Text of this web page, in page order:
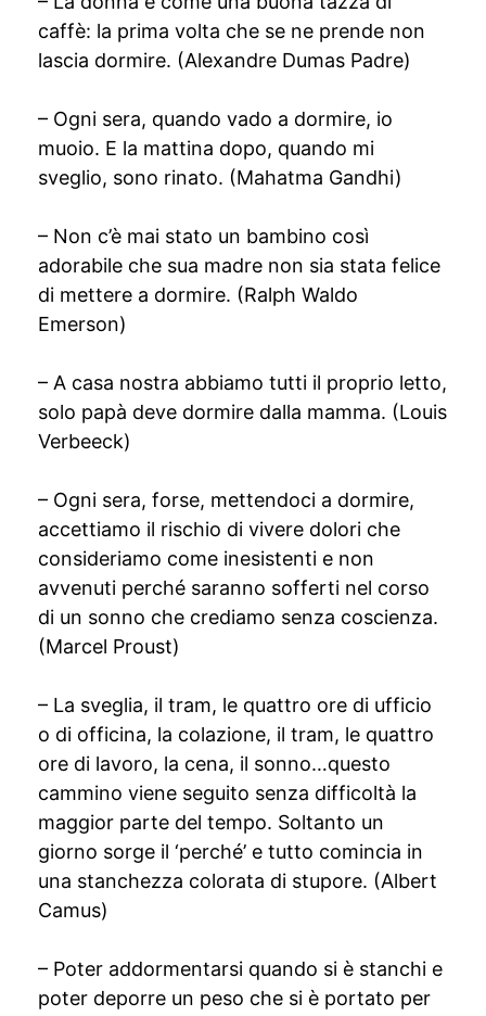
caffè: la prima volta che se ne prende non
lascia dormire. (Alexandre Dumas Padre)
– Ogni sera, quando vado a dormire, io
muoio. E la mattina dopo, quando mi
sveglio, sono rinato. (Mahatma Gandhi)
– Non c’è mai stato un bambino così
adorabile che sua madre non sia stata felice
di mettere a dormire. (Ralph Waldo
Emerson)
– A casa nostra abbiamo tutti il proprio letto,
solo papà deve dormire dalla mamma. (Louis
Verbeeck)
– Ogni sera, forse, mettendoci a dormire,
accettiamo il rischio di vivere dolori che
consideriamo come inesistenti e non
avvenuti perché saranno sofferti nel corso
di un sonno che crediamo senza coscienza.
(Marcel Proust)
– La sveglia, il tram, le quattro ore di ufficio
o di officina, la colazione, il tram, le quattro
ore di lavoro, la cena, il sonno…questo
cammino viene seguito senza difficoltà la
maggior parte del tempo. Soltanto un
giorno sorge il ‘perché’ e tutto comincia in
una stanchezza colorata di stupore. (Albert
Camus)
– Poter addormentarsi quando si è stanchi e
poter deporre un peso che si è portato per